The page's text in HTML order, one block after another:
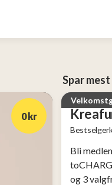
0 kr
Spar mest
Bli
og 3